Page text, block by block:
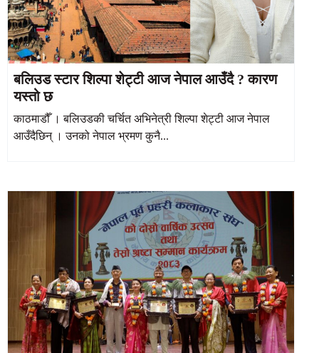
बलिउड स्टार शिल्पा शेट्टी आज नेपाल आउँदै ? कारण
यस्तो छ
काठमाडौँ । बलिउडकी चर्चित अभिनेत्री शिल्पा शेट्टी आज नेपाल
आउँदैछिन् । उनको नेपाल भ्रमण कुनै...